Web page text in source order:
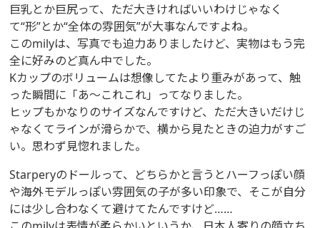
巨乳とか巨尻って、ただ大きければいいわけじゃなく
て“形”とか“全体の雰囲気”が大事なんですよね。
このmilyは、写真でも迫力ありましたけど、実物はもう完
全に好みのど真ん中でした。
Kカップのボリュームは想像してたより重みがあって、触
った瞬間に「あ～これこれ」ってなりました。
ヒップもかなりのサイズなんですけど、ただ大きいだけじ
ゃなくてラインが滑らかで、横から見たときの迫力がすご
い。思わず見惚れました。
Starperyのドールって、どちらかと言うとハーフっぽい顔
や海外モデルっぽい雰囲気の子が多い印象で、そこが自分
には少し合わなくて避けてたんですけど……